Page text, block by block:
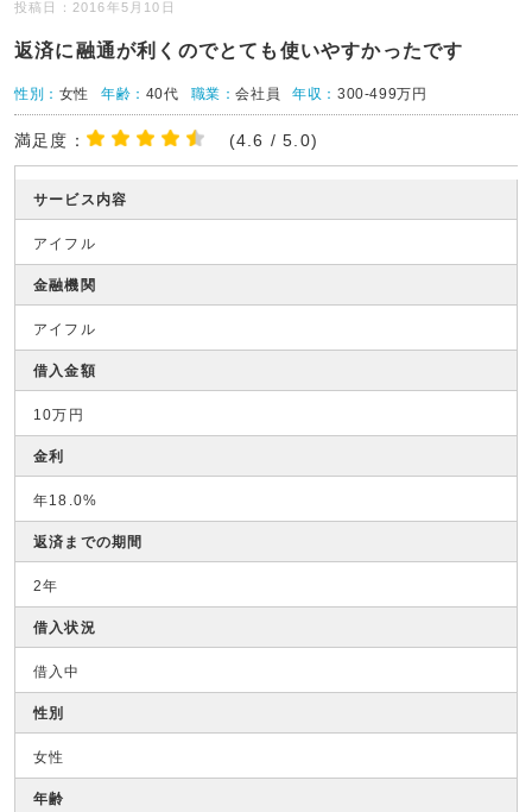
投稿日：2016年5月10日
返済に融通が利くのでとても使いやすかったです
性別： 女性 年齢： 40代 職業：会社員 年収：300-499万円
満足度： (4.6 / 5.0)
サービス内容
アイフル
金融機関
アイフル
借入金額
10万円
金利
年18.0%
返済までの期間
2年
借入状況
借入中
性別
女性
年齢